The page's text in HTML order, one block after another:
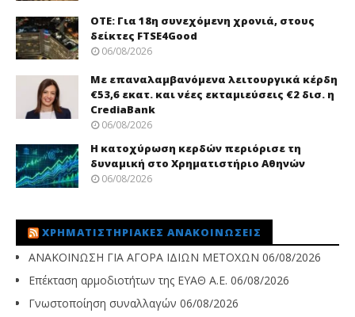
ΟΤΕ: Για 18η συνεχόμενη χρονιά, στους
δείκτες FTSE4Good
06/08/2026
Με επαναλαμβανόμενα λειτουργικά κέρδη
€53,6 εκατ. και νέες εκταμιεύσεις €2 δισ. η
CrediaBank
06/08/2026
Η κατοχύρωση κερδών περιόρισε τη
δυναμική στο Χρηματιστήριο Αθηνών
06/08/2026
ΧΡΗΜΑΤΙΣΤΗΡΙΑΚΈΣ ΑΝΑΚΟΙΝΏΣΕΙΣ
ΑΝΑΚΟΙΝΩΣΗ ΓΙΑ ΑΓΟΡΑ ΙΔΙΩΝ ΜΕΤΟΧΩΝ 06/08/2026
Επέκταση αρμοδιοτήτων της ΕΥΑΘ Α.Ε. 06/08/2026
Γνωστοποίηση συναλλαγών 06/08/2026